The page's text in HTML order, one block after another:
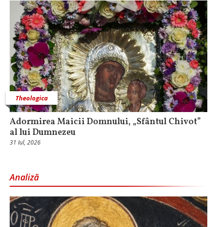
Theologica
Adormirea Maicii Domnului, „Sfântul Chivot”
al lui Dumnezeu
31 Iul, 2026
Analiză